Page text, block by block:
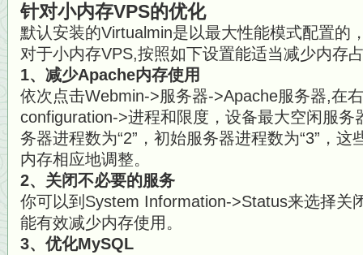
针对小内存VPS的优化
默认安装的Virtualmin是以最大性能模式配置的
对于小内存VPS,按照如下设置能适当减少内存
1、减少Apache内存使用
依次点击Webmin->服务器->Apache服务器,在
configuration->进程和限度，设备最大空闲服务
务器进程数为“2”，初始服务器进程数为“3”，
内存相应地调整。
2、关闭不必要的服务
你可以到System Information->Status来选择关
能有效减少内存使用。
3、优化MySQL